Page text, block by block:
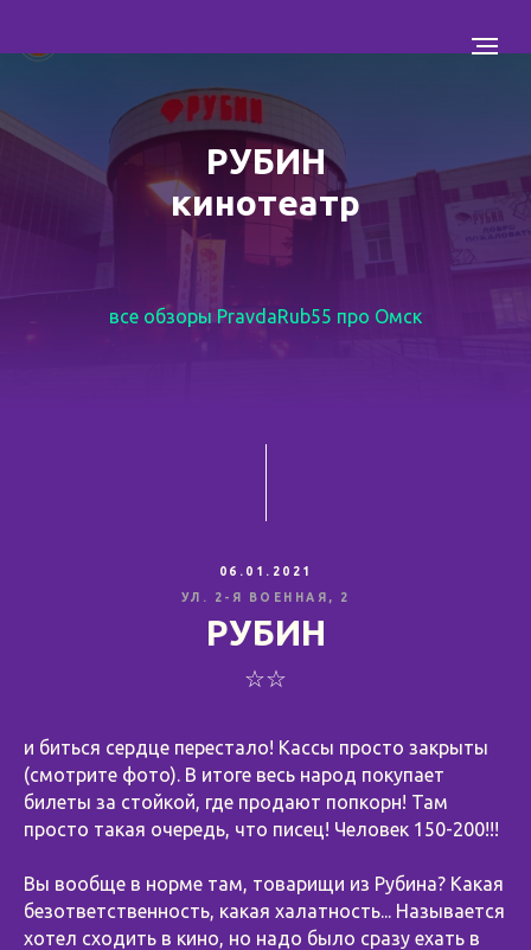
РУБИН
кинотеатр
все обзоры PravdaRub55 про Омск
06.01.2021
УЛ. 2-Я ВОЕННАЯ, 2
РУБИН
☆☆
и биться сердце перестало! Кассы просто закрыты
(смотрите фото). В итоге весь народ покупает
билеты за стойкой, где продают попкорн! Там
просто такая очередь, что писец! Человек 150-200!!!
Вы вообще в норме там, товарищи из Рубина? Какая
безответственность, какая халатность... Называется
хотел сходить в кино, но надо было сразу ехать в